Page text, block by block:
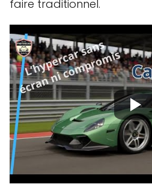
faire traditionnel.